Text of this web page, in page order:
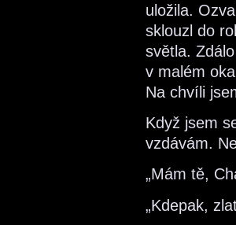
uložila.
sklouzl do
světla.
v malém
Na chvíli
Když jsem
vzdávám.
„Mám tě,
„Kdepak,